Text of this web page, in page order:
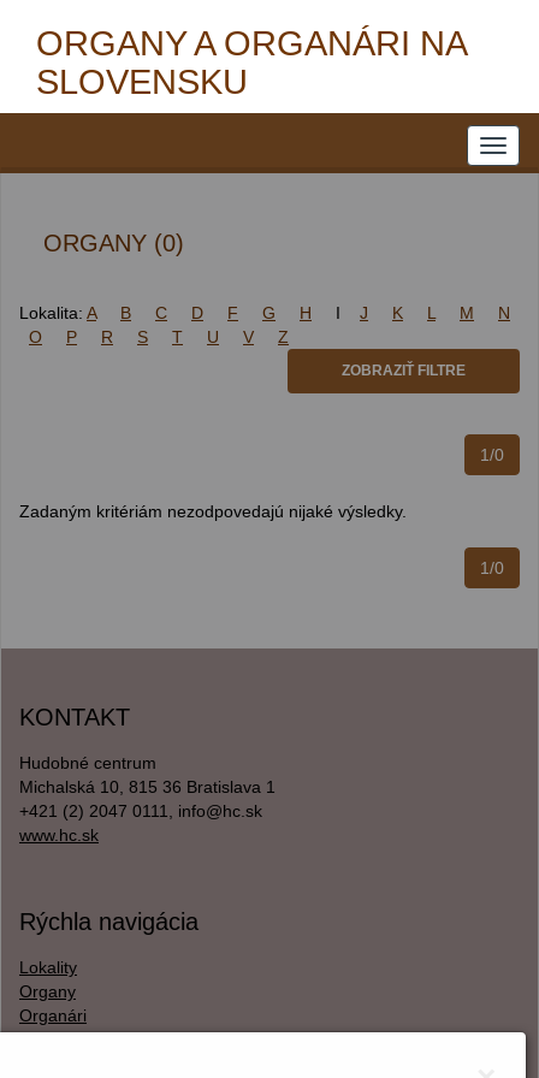
ORGANY A ORGANÁRI NA
SLOVENSKU
ORGANY (0)
Lokalita: A B C D F G H I J K L M
N
O
P R S T U V Z
ZOBRAZIŤ FILTRE
1/0
Zadaným kritériám nezodpovedajú nijaké výsledky.
1/0
KONTAKT
Hudobné centrum
Michalská 10, 815 36 Bratislava 1
+421 (2) 2047 0111, info@hc.sk
www.hc.sk
Rýchla navigácia
Lokality
Organy
Organári